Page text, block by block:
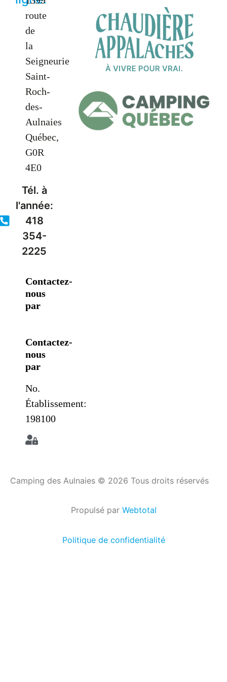
route
de
la
Seigneurie
Saint-
Roch-
des-
Aulnaies
Québec,
G0R
4E0
Tél. à
l'année:
418
354-
2225
Contactez-
nous
par
Contactez-
nous
par
No.
Établissement:
198100
Camping des Aulnaies © 2026 Tous droits réservés
Propulsé par Webtotal
Politique de confidentialité